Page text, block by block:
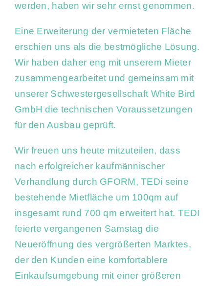
werden, haben wir sehr ernst genommen.
Eine Erweiterung der vermieteten Fläche
erschien uns als die bestmögliche Lösung.
Wir haben daher eng mit unserem Mieter
zusammengearbeitet und gemeinsam mit
unserer Schwestergesellschaft White Bird
GmbH die technischen Voraussetzungen
für den Ausbau geprüft.
Wir freuen uns heute mitzuteilen, dass
nach erfolgreicher kaufmännischer
Verhandlung durch GFORM, TEDi seine
bestehende Mietfläche um 100qm auf
insgesamt rund 700 qm erweitert hat. TEDI
feierte vergangenen Samstag die
Neueröffnung des vergrößerten Marktes,
der den Kunden eine komfortablere
Einkaufsumgebung mit einer größeren